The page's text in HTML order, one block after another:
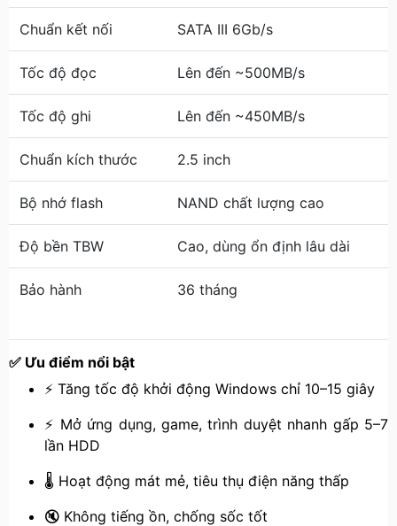
Chuẩn kết nối SATA III 6Gb/s
Tốc độ đọc Lên đến ~500MB/s
Tốc độ ghi Lên đến ~450MB/s
Chuẩn kích thước 2.5 inch
Bộ nhớ flash NAND chất lượng cao
Độ bền TBW Cao, dùng ổn định lâu dài
Bảo hành 36 tháng
✅ Ưu điểm nổi bật
⚡ Tăng tốc độ khởi động Windows chỉ 10–15 giây
⚡ Mở ứng dụng, game, trình duyệt nhanh gấp 5–7
lần HDD
🌡 Hoạt động mát mẻ, tiêu thụ điện năng thấp
🔇 Không tiếng ồn, chống sốc tốt